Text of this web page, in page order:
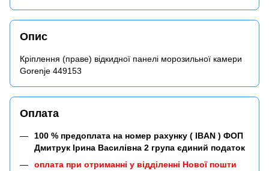
Опис
Кріплення (праве) відкидної панелі морозильної камери
Gorenje 449153
Оплата
100 % предоплата на номер рахунку ( IBAN ) ФОП
Дмитрук Ірина Василівна 2 група єдиний податок
оплата при отриманні у відділенні Нової пошти